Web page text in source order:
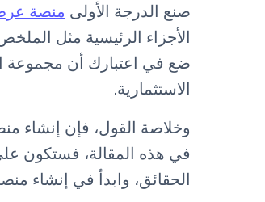
صنع الدرجة الأولى منصة
الأجزاء الرئيسية مثل
ضع في اعتبارك أن مجموعة
الاستثمارية.
وخلاصة القول، فإن إنشاء
في هذه المقالة، فستكون
الحقائق، وابدأ في إنشاء